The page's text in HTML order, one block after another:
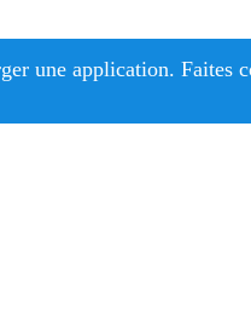
une application. Faites